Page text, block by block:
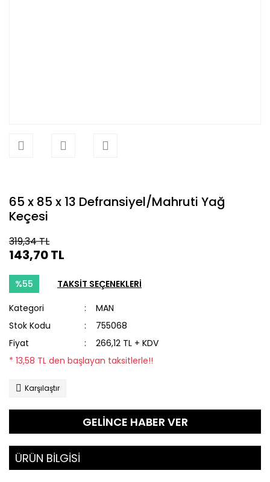
65 x 85 x 13 Defransiyel/Mahruti Yağ
Keçesi
319,34 TL
143,70 TL
%55 TAKSİT SEÇENEKLERİ
Kategori
MAN
Stok Kodu
755068
Fiyat
266,12 TL + KDV
* 13,58 TL den başlayan taksitlerle!!
Karşılaştır
GELİNCE HABER VER
ÜRÜN BİLGİSİ